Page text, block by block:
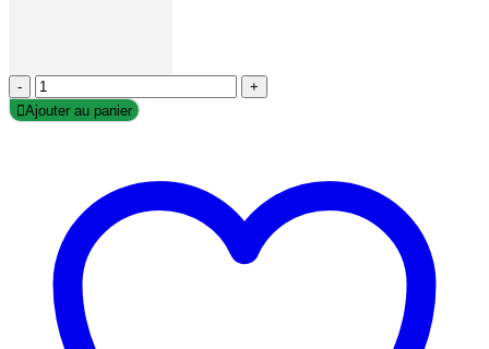
-
+
Ajouter au panier